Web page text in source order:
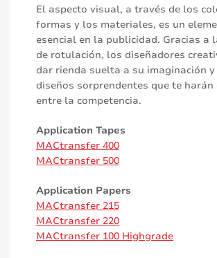
El aspecto visual, a través de los
formas y los materiales, es un
esencial en la publicidad. Gracias a
de rotulación, los diseñadores
dar rienda suelta a su imaginación y
diseños sorprendentes que te harán
entre la competencia.
Application Tapes
MACtransfer 400
MACtransfer 500
Application Papers
MACtransfer 215
MACtransfer 220
MACtransfer 100 Highgrade